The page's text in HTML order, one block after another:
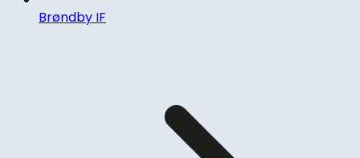
Brøndby IF